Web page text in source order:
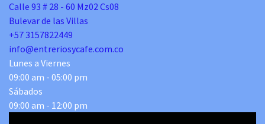
Calle 93 # 28 - 60 Mz02 Cs08
Bulevar de las Villas
+57 3157822449
info@entreriosycafe.com.co
Lunes a Viernes
09:00 am - 05:00 pm
Sábados
09:00 am - 12:00 pm